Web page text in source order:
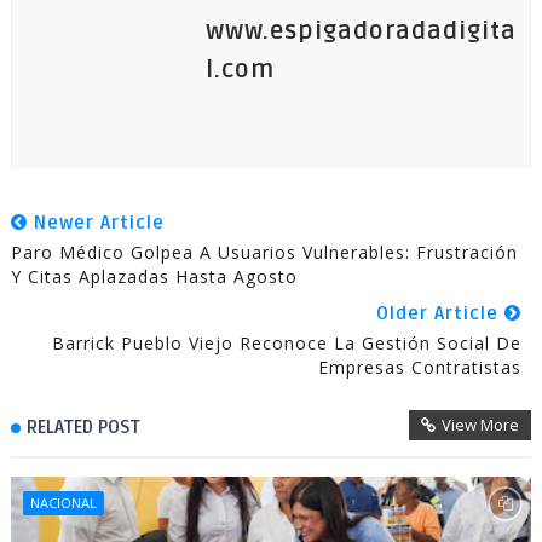
www.espigadoradadigita
l.com
Newer Article
Paro Médico Golpea A Usuarios Vulnerables: Frustración
Y Citas Aplazadas Hasta Agosto
Older Article
Barrick Pueblo Viejo Reconoce La Gestión Social De
Empresas Contratistas
RELATED POST View More
NACIONAL